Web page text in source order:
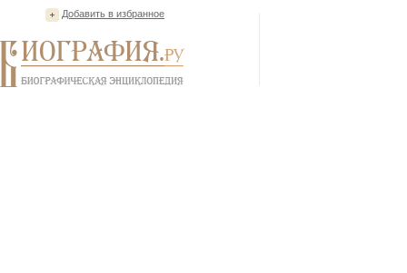
Добавить в избранное